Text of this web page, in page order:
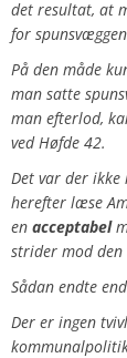
det resultat, at
for
På den måde
man satte
man efterlod,
ved Høfde 42.
Det var der
herefter læse
en acceptabel
strider mod
Sådan endte
Der er ingen